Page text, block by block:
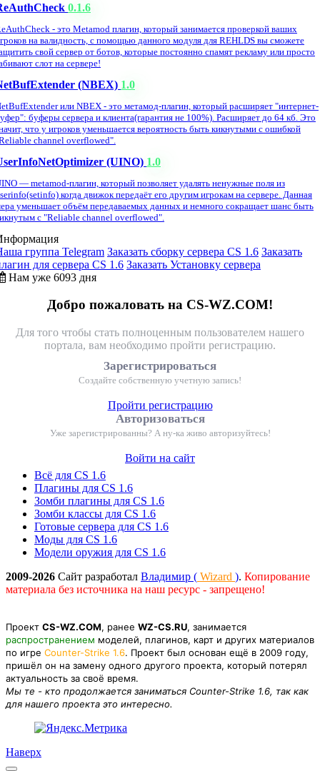
0.1.6
- это Metamod плагин, который занимается проверкой ваших
на валидность, с помощью данного модуля для REHLDS вы сможете
свой сервер от ботов, которые постоянно спамят рекламу или просто
слот на сервере!
(NBEX) 1.0
или NBEX - это метамод-плагин, который расширяет "интернет-
буферы сервера и клиента(гарантия не 100%). Расширяет до 64 кб. Это
что у игроков уменьшается вероятность быть кикнутыми с ошибкой
channel overflowed".
(UINO) 1.0
— metamod-плагин, который позволяет удалять ненужные поля из
когда движок передаёт его другим игрокам на сервере. Данная
уменьшает объём передаваемых данных и немного сокращает шанс быть
с "Reliable channel overflowed".
группа Telegram Заказать сборку сервера CS 1.6 Заказать
для сервера CS 1.6 Заказать Установку сервера
Нам уже 6093 дня
Добро пожаловать на CS-WZ.COM!
Для того чтобы стать полноценным пользователем нашего
портала, вам необходимо пройти регистрацию.
Зарегистрироваться
Создайте собственную учетную запись!
Пройти регистрацию
Авторизоваться
Уже зарегистрированны? А ну-ка живо авторизуйтесь!
Войти на сайт
Всё для CS 1.6
Плагины для CS 1.6
Зомби плагины для CS 1.6
Зомби классы для CS 1.6
Готовые сервера для CS 1.6
Моды для CS 1.6
Модели оружия для CS 1.6
2009-2026 Сайт разработал Владимир ( Wizard ). Копирование
материала без источника на наш ресурс - запрещено!
Проект CS-WZ.COM, ранее WZ-CS.RU, занимается
распространением моделей, плагинов, карт и других материалов
по игре Counter-Strike 1.6. Проект был основан ещё в 2009 году,
пришёл он на замену одного другого проекта, который потерял
актуальность за своё время.
Мы те - кто продолжается заниматься Counter-Strike 1.6, так как
для нашего проекта это интересно.
Наверх